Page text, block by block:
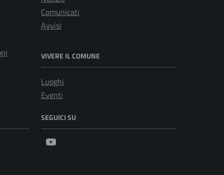
Comunicati
Avvisi
VIVERE IL COMUNE
Luoghi
Eventi
SEGUICI SU